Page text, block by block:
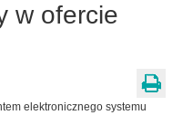
w ofercie
elektronicznego systemu